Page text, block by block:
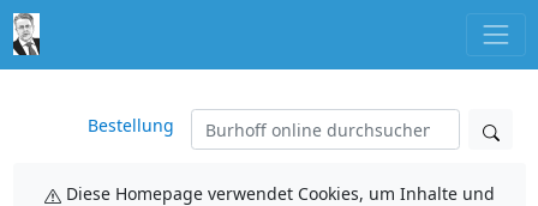
Bestellung
Diese Homepage verwendet Cookies, um Inhalte und